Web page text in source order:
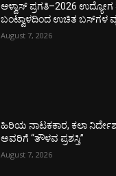
ಆಳ್ವಾಸ್ ಪ್ರಗತಿ–2026 ಉದ್ಯೋಗ
ಬಂಟ್ವಾಳದಿಂದ ಉಚಿತ ಬಸ್‌ಗಳ
August 7, 2026
ಹಿರಿಯ ನಾಟಕಕಾರ, ಕಲಾ
ಅವರಿಗೆ “ತೌಳವ ಪ್ರಶಸ್ತಿ”
August 7, 2026